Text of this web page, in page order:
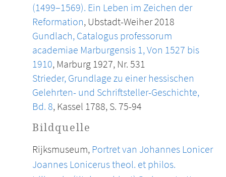
(1499–1569). Ein Leben im Zeichen der
Reformation, Ubstadt-Weiher 2018
Gundlach, Catalogus professorum
academiae Marburgensis 1, Von 1527 bis
1910, Marburg 1927, Nr. 531
Strieder, Grundlage zu einer hessischen
Gelehrten- und Schriftsteller-Geschichte,
Bd. 8, Kassel 1788, S. 75-94
Bildquelle
Rijksmuseum, Portret van Johannes Lonicer
Joannes Lonicerus theol. et philos.